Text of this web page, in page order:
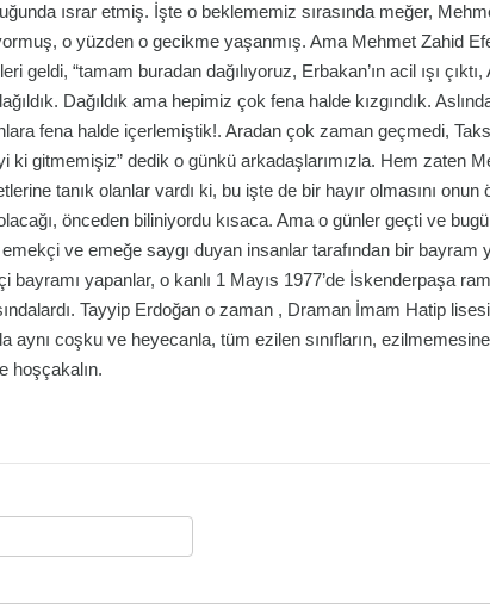
ısrar etmiş. İşte o beklememiz sırasında meğer,
o yüzden o gecikme yaşanmış. Ama Mehmet Zahid
geldi, “tamam buradan dağılıyoruz, Erbakan’ın acil ışı
Dağıldık ama hepimiz çok fena halde kızgındık.
fena halde içerlemiştik!. Aradan çok zaman geçmedi,
ki gitmemişiz” dedik o günkü arkadaşlarımızla. Hem zaten
tanık olanlar vardı ki, bu işte de bir hayır olmasını onun
önceden biliniyordu kısaca. Ama o günler geçti ve
ve emeğe saygı duyan insanlar tarafından bir bayram
bayramı yapanlar, o kanlı 1 Mayıs 1977’de İskenderpaşa
Tayyip Erdoğan o zaman , Draman İmam Hatip
aynı coşku ve heyecanla, tüm ezilen sınıfların,
hoşçakalın.